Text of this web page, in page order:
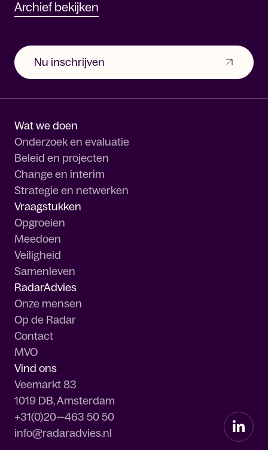
Archief bekijken
Nu inschrijven
Wat we doen
Onderzoek en evaluatie
Beleid en projecten
Change en interim
Strategie en netwerken
Vraagstukken
Opgroeien
Meedoen
Veiligheid
Samenleven
RadarAdvies
Onze mensen
Op de Radar
Contact
MVO
Vind ons
Veemarkt 83
1019 DB, Amsterdam
+31(0)20—463 50 50
info@radaradvies.nl